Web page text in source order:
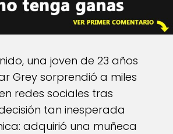
una joven de 23 años
Grey sorprendió a miles
redes sociales tras
tan inesperada
adquirió una muñeca